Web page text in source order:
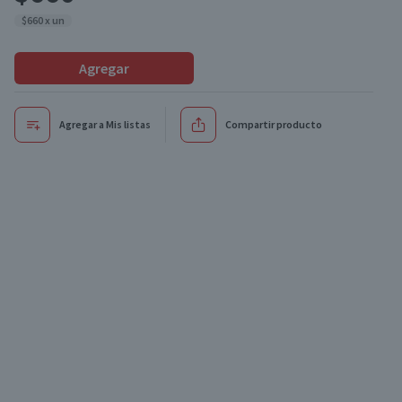
$660 x un
Agregar
Agregar a Mis listas Compartir producto